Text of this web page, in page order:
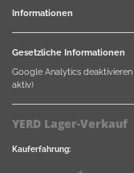
Informationen
Gesetzliche Informationen
Google Analytics deaktivieren
aktiv)
YERD Lager-Verkauf
Kauferfahrung: